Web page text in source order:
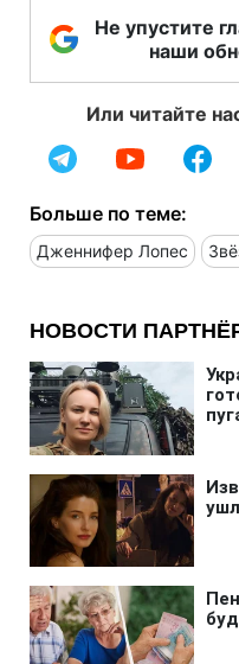
Не упустите
наши
Или читайте
Больше по теме:
Дженнифер Лопес